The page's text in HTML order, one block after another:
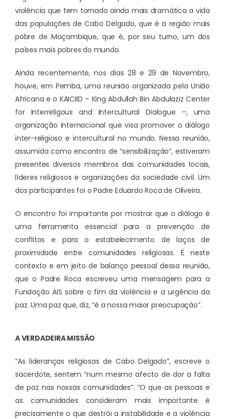
violência que tem tornado ainda mais dramática a vida
das populações de Cabo Delgado, que é a região mais
pobre de Moçambique, que é, por seu turno, um dos
países mais pobres do mundo.
Ainda recentemente, nos dias 28 e 29 de Novembro,
houve, em Pemba, uma reunião organizada pela União
Africana e o KAICIID – King Abdullah Bin Abdulaziz Center
for Interreligous and Intercultural Dialogue –, uma
organização internacional que visa promover o diálogo
inter-religioso e intercultural no mundo. Nessa reunião,
assumida como encontro de “sensibilização”, estiveram
presentes diversos membros das comunidades locais,
líderes religiosos e organizações da sociedade civil. Um
dos participantes foi o Padre Eduardo Roca de Oliveira.
O encontro foi importante por mostrar que o diálogo é
uma ferramenta essencial para a prevenção de
conflitos e para o estabelecimento de laços de
proximidade entre comunidades religiosas. É neste
contexto e em jeito de balanço pessoal dessa reunião,
que o Padre Roca escreveu uma mensagem para a
Fundação AIS sobre o fim da violência e a urgência da
paz. Uma paz que, diz, “é a nossa maior preocupação”.
A VERDADEIRA MISSÃO
“As lideranças religiosas de Cabo Delgado”, escreve o
sacerdote, sentem “num mesmo afecto de dor a falta
de paz nas nossas comunidades”. “O que as pessoas e
as comunidades consideram mais importante é
precisamente o que destrói a instabilidade e a violência